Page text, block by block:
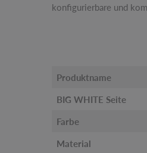
konfigurierbare und
Produktname
BIG WHITE Seite
Farbe
Material